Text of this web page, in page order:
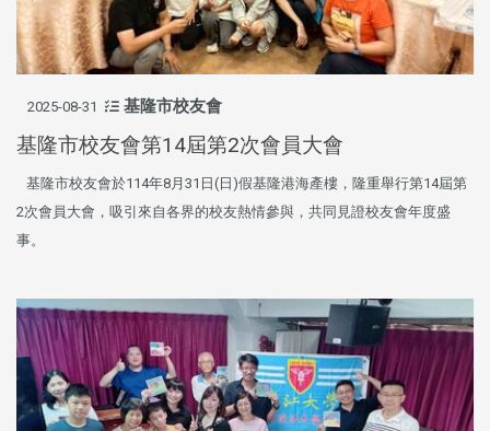
2025-08-31 基隆市校友會
基隆市校友會第14屆第2次會員大會
基隆市校友會於114年8月31日(日)假基隆港海產樓，隆重舉行第14屆第
2次會員大會，吸引來自各界的校友熱情參與，共同見證校友會年度盛
事。